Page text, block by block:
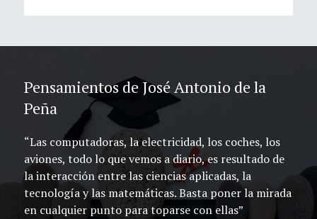
Pensamientos de José Antonio de la
Peña
“Las computadoras, la electricidad, los coches, los
aviones, todo lo que vemos a diario, es resultado de
la interacción entre las ciencias aplicadas, la
tecnología y las matemáticas. Basta poner la mirada
en cualquier punto para toparse con ellas”